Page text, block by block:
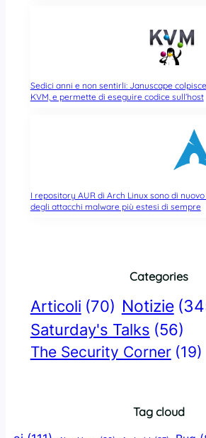
Sedici anni e non sentirli: Januscape
KVM, e permette di eseguire codice sull’host
I repository AUR di Arch Linux sono di
degli attacchi malware più estesi di sempre
Categories
Articoli (70) Notizie
Saturday's Talks (56)
The Security Corner (19)
Tag cloud